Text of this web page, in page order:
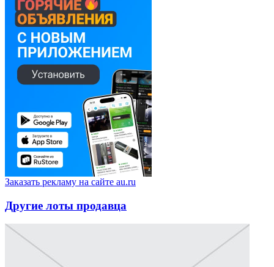
Заказать рекламу на сайте au.ru
Другие лоты продавца